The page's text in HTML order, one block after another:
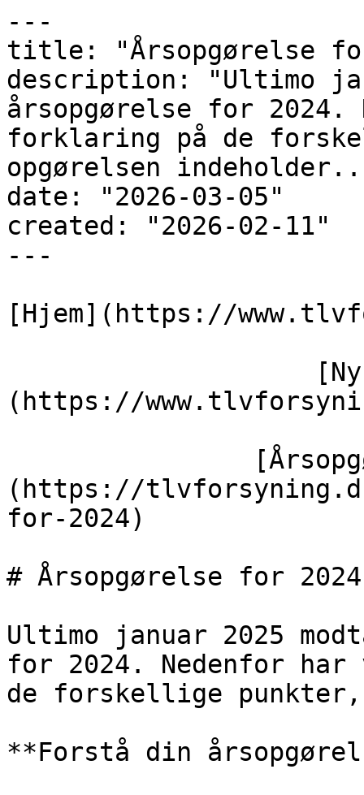
---
title: "Årsopgørelse
description: "Ultimo
årsopgørelse for
forklaring på de
opgørelsen
date: "2026-03-05"
created: "2026-02-11"
---
[Hjem](https://
(https://
(https://
for-2024)
# Årsopgørelse for 2024
Ultimo januar 2025
for 2024. Nedenfor
de forskellige punkter,
**Forstå din